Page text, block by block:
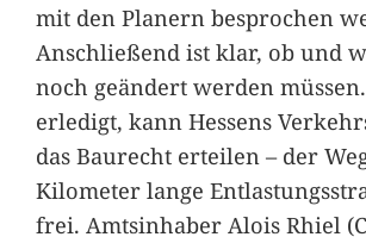
mit den Planern besprochen
Anschließend ist klar, ob und
noch geändert werden
erledigt, kann Hessens
das Baurecht erteilen – der
Kilometer lange
frei. Amtsinhaber Alois Rhiel